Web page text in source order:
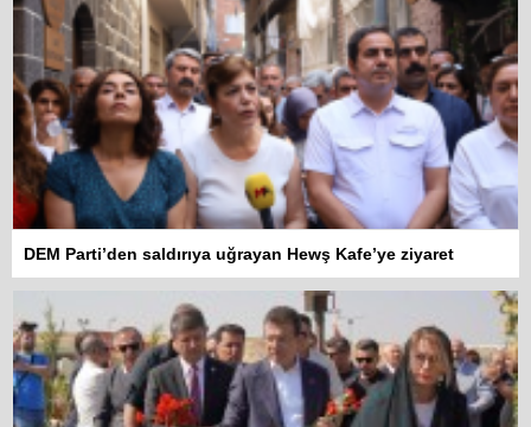
DEM Parti’den saldırıya uğrayan Hewş Kafe’ye ziyaret